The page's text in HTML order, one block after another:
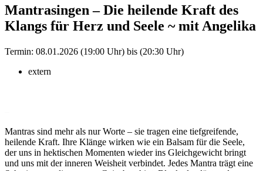
Mantrasingen – Die heilende Kraft des
Klangs für Herz und Seele ~ mit Angelika
Termin: 08.01.2026 (19:00 Uhr) bis (20:30 Uhr)
extern
Mantras sind mehr als nur Worte – sie tragen eine tiefgreifende,
heilende Kraft. Ihre Klänge wirken wie ein Balsam für die Seele,
der uns in hektischen Momenten wieder ins Gleichgewicht bringt
und uns mit der inneren Weisheit verbindet. Jedes Mantra trägt eine